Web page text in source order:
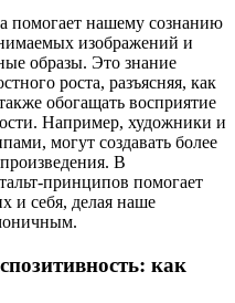
помогает нашему сознанию
изображений и
образы. Это знание
роста, разъясняя, как
обогащать восприятие
Например, художники и
могут создавать более
В
принципов помогает
и себя, делая наше
как